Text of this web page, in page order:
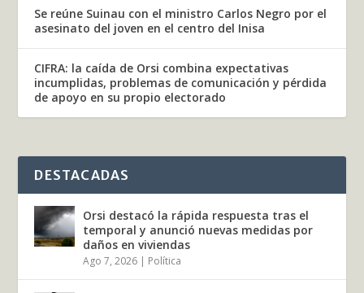
Se reúne Suinau con el ministro Carlos Negro por el
asesinato del joven en el centro del Inisa
CIFRA: la caída de Orsi combina expectativas
incumplidas, problemas de comunicación y pérdida
de apoyo en su propio electorado
DESTACADAS
Orsi destacó la rápida respuesta tras el
temporal y anunció nuevas medidas por
daños en viviendas
Ago 7, 2026 | Política